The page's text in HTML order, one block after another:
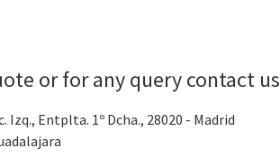
or for any query contact us
Entplta. 1º Dcha., 28020 - Madrid